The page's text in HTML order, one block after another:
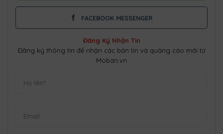
FACEBOOK MESSENGER
Đăng Ký Nhận Tin
Đăng ký thông tin để nhận các bản tin và quảng cáo mới từ
Moban.vn